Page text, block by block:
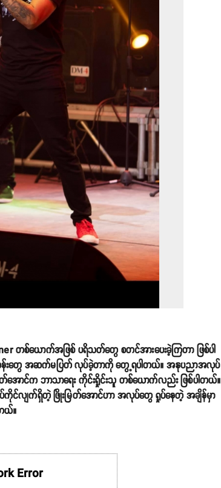
တစ်ယောက်အဖြစ် ပရိသတ်တွေ စတင်အားပေးခဲ့ကြတာ ဖြစ်ပါ
တွေ အဆက်မပြတ် လုပ်ခဲ့တာကို တွေ့ရပါတယ်။ အနုပညာအလုပ်
ောင်က ဘာသာရေး ကိုင်းရှိုင်းသူ တစ်ယောက်လည်း ဖြစ်ပါတယ်။
င်လျက်ရှိတဲ့ ဖြိုးမြတ်အောင်ဟာ အလုပ်တွေ ရှုပ်နေတဲ့ အချိန်မှာ
ယ်။